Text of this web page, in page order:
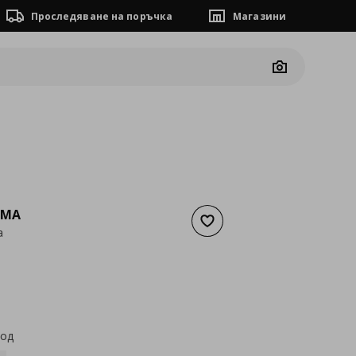
Проследяване на поръчка Магазини
Camera
Добави към списъка с